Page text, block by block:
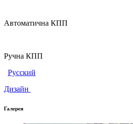
Автоматична КПП
Ручна КПП
Русский
Дизайн
Галерея